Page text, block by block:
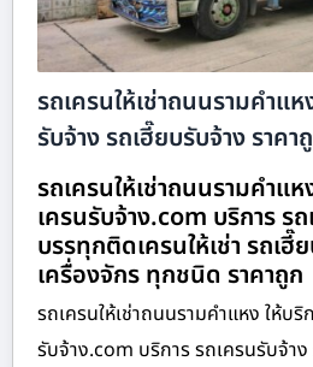
รถเครนให้เช่าถนนรามคําแ
รับจ้าง รถเฮี๊ยบรับจ้าง ราคา
รถเครนให้เช่าถนนรามคําแห
เครนรับจ้าง.com บริการ ร
บรรทุกติดเครนให้เช่า รถเฮี๊
เครื่องจักร ทุกชนิด ราคาถูก
รถเครนให้เช่าถนนรามคําแหง ให้บริ
รับจ้าง.com บริการ รถเครนรับจ้า